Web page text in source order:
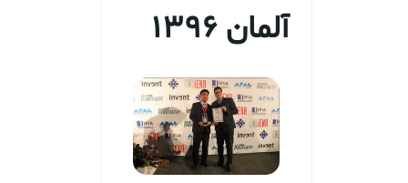
آلمان 1396